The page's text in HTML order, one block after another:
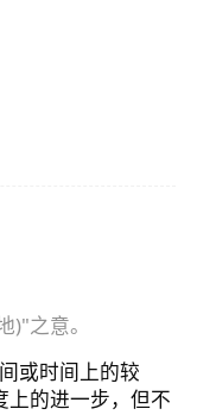
之意。
或时间上的较
上的进一步，但不